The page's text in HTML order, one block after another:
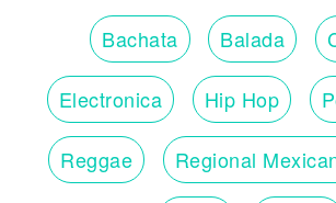
Bachata Balada
Electronica Hip Hop
Reggae Regional